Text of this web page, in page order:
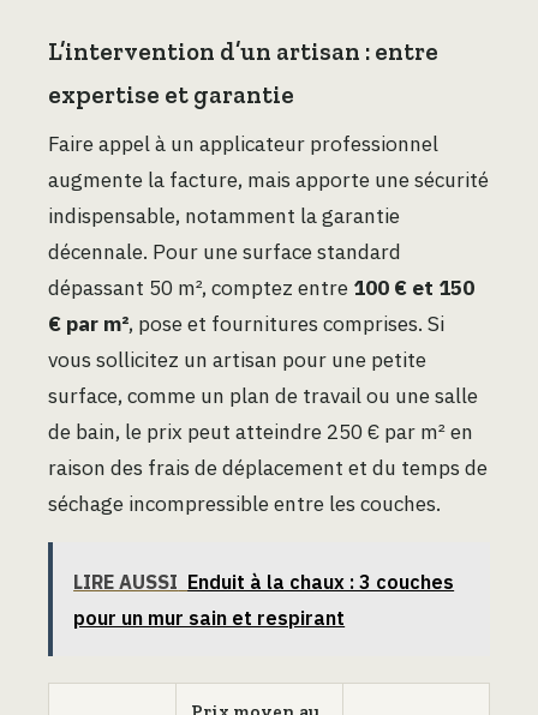
L’intervention d’un artisan : entre
expertise et garantie
Faire appel à un applicateur professionnel
augmente la facture, mais apporte une sécurité
indispensable, notamment la garantie
décennale. Pour une surface standard
dépassant 50 m², comptez entre 100 € et 150
€ par m², pose et fournitures comprises. Si
vous sollicitez un artisan pour une petite
surface, comme un plan de travail ou une salle
de bain, le prix peut atteindre 250 € par m² en
raison des frais de déplacement et du temps de
séchage incompressible entre les couches.
LIRE AUSSI Enduit à la chaux : 3 couches
pour un mur sain et respirant